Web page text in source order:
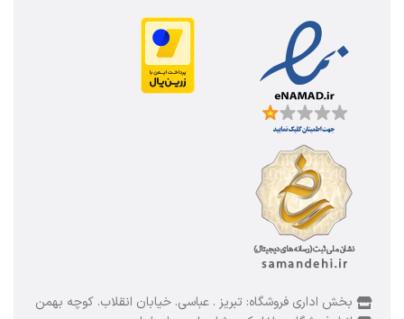
بخش اداری فروشگاه: تبریز . عباسی. خیابان انقلاب. کوچه بهمن